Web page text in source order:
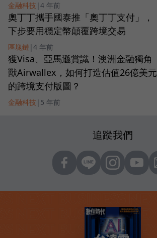
金融科技 | 4 年前
奧丁丁攜手國泰推「奧丁丁支付」，
下步要用穩定幣顛覆跨境交易
區塊鏈 | 4 年前
獲Visa、亞馬遜賞識！澳洲金融獨角
獸Airwallex，如何打造估值26億美元
的跨境支付版圖？
金融科技 | 5 年前
追蹤我們